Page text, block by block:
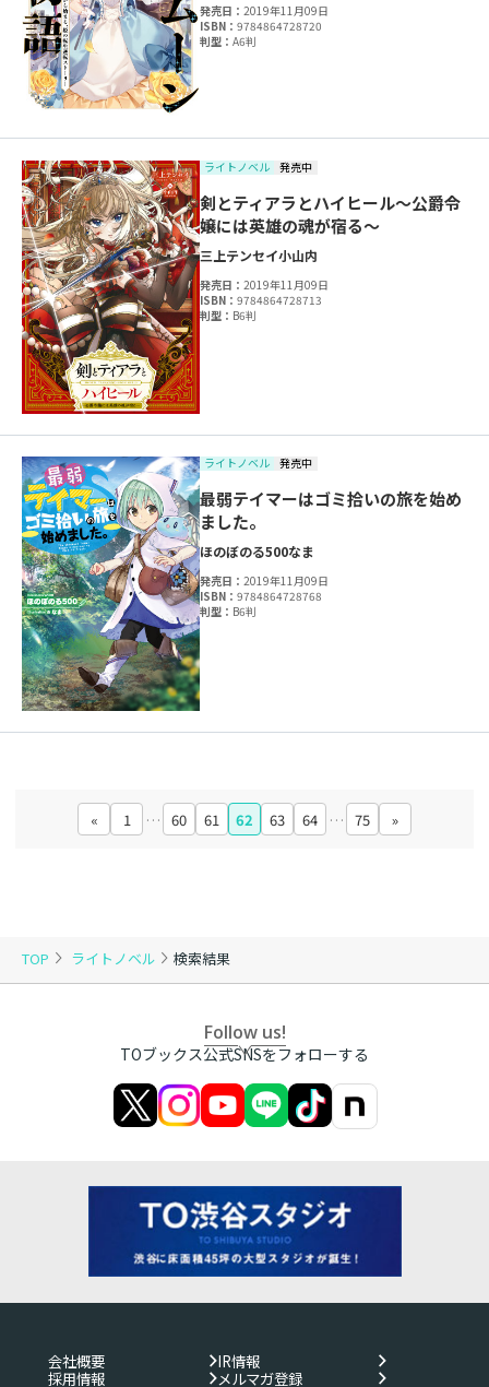
TOP ライトノベル 検索結果
発売日：2019年11月09日
ISBN：9784864728720
判型：A6判
ライトノベル 発売中
剣とティアラとハイヒール～公爵令
嬢には英雄の魂が宿る～
三上テンセイ小山内
発売日：2019年11月09日
ISBN：9784864728713
判型： B6判
ライトノベル 発売中
最弱テイマーはゴミ拾いの旅を始め
ました。
ほのぼのる500なま
発売日：2019年11月09日
ISBN：9784864728768
判型： B6判
« 1 … 60 61 62 63 64 … 75 »
Follow us!
TOブックス公式SNSをフォローする
会社概要
IR情報
採用情報
メルマガ登録